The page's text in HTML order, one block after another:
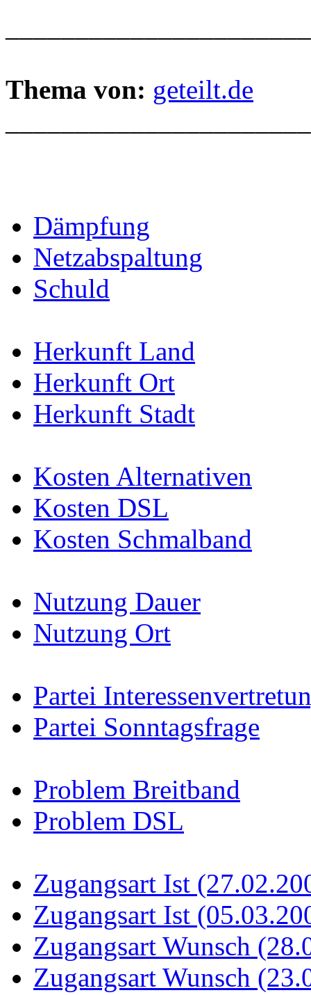
Thema von: geteilt.de
Dämpfung
Netzabspaltung
Schuld
Herkunft Land
Herkunft Ort
Herkunft Stadt
Kosten Alternativen
Kosten DSL
Kosten Schmalband
Nutzung Dauer
Nutzung Ort
Partei
Partei Sonntagsfrage
Problem Breitband
Problem DSL
Zugangsart Ist
Zugangsart Ist
Zugangsart Wunsch
Zugangsart Wunsch